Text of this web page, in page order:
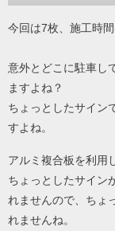
今回は7枚、施工時
意外とどこに駐車し
ますよね？
ちょっとしたサイン
すよね。
アルミ複合板を利用
ちょっとしたサイン
れませんので、ちょ
れませんね。